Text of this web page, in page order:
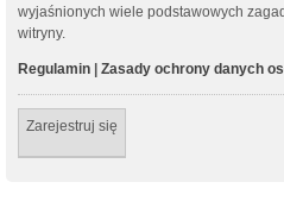
wyjaśnionych wiele podstawowych
witryny.
Regulamin | Zasady ochrony danych
Zarejestruj się